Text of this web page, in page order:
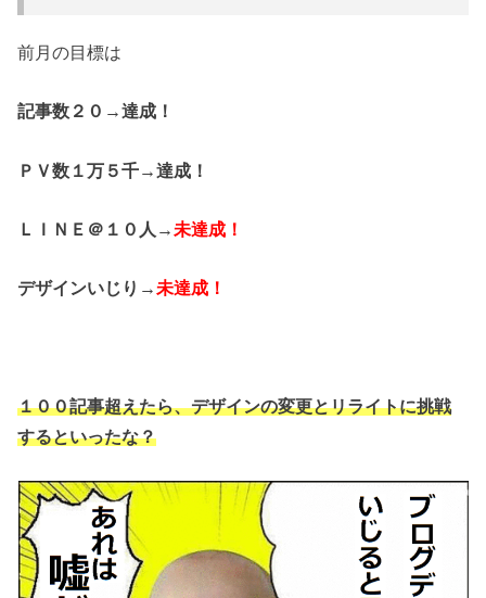
前月の目標は
記事数２０→達成！
ＰＶ数１万５千→達成！
ＬＩＮＥ＠１０人→未達成！
デザインいじり→未達成！
１００記事超えたら、デザインの変更とリライトに挑戦
するといったな？